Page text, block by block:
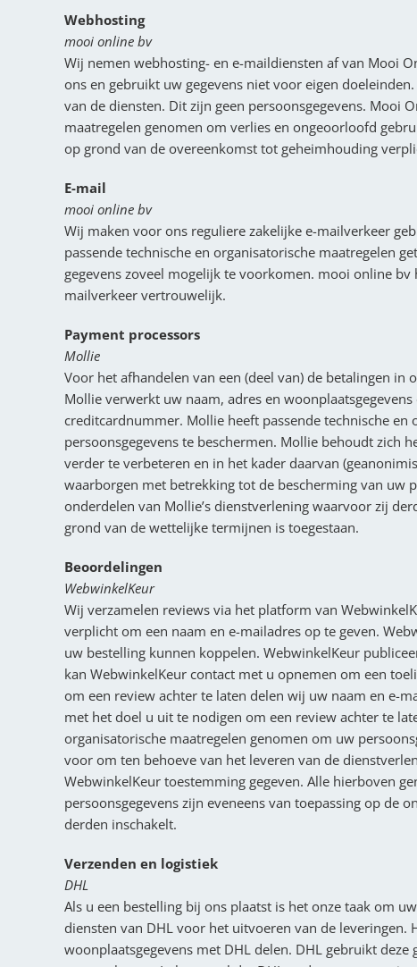
Webhosting
mooi online bv
Wij nemen webhosting- en e-maildiensten af van Mooi
ons en gebruikt uw gegevens niet voor eigen
van de diensten. Dit zijn geen persoonsgegevens. Mooi
maatregelen genomen om verlies en ongeoorloofd
op grond van de overeenkomst tot geheimhouding
E-mail
mooi online bv
Wij maken voor ons reguliere zakelijke e-mailverkeer
passende technische en organisatorische maatregelen
gegevens zoveel mogelijk te voorkomen. mooi online
mailverkeer vertrouwelijk.
Payment processors
Mollie
Voor het afhandelen van een (deel van) de betalingen
Mollie verwerkt uw naam, adres en
creditcardnummer. Mollie heeft passende technische
persoonsgegevens te beschermen. Mollie behoudt zich
verder te verbeteren en in het kader daarvan
waarborgen met betrekking tot de bescherming van uw
onderdelen van Mollie’s dienstverlening waarvoor zij
grond van de wettelijke termijnen is toegestaan.
Beoordelingen
WebwinkelKeur
Wij verzamelen reviews via het platform van
verplicht om een naam en e-mailadres op te geven.
uw bestelling kunnen koppelen. WebwinkelKeur
kan WebwinkelKeur contact met u opnemen om een
om een review achter te laten delen wij uw naam en e-
met het doel u uit te nodigen om een review achter te
organisatorische maatregelen genomen om uw
voor om ten behoeve van het leveren van de
WebwinkelKeur toestemming gegeven. Alle hierboven
persoonsgegevens zijn eveneens van toepassing op de
derden inschakelt.
Verzenden en logistiek
DHL
Als u een bestelling bij ons plaatst is het onze taak om
diensten van DHL voor het uitvoeren van de
woonplaatsgegevens met DHL delen. DHL gebruikt